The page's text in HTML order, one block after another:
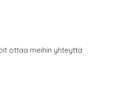
ottaa meihin yhteyttä